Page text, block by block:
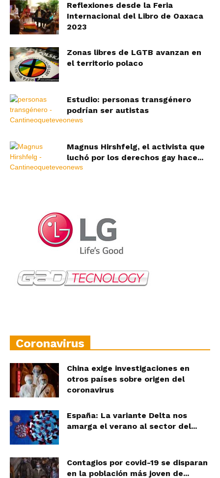
Reflexiones desde la Feria
Internacional del Libro de Oaxaca
2023
Zonas libres de LGTB avanzan en
el territorio polaco
Estudio: personas transgénero
podrían ser autistas
Magnus Hirshfelg, el activista que
luchó por los derechos gay hace...
Coronavirus
China exige investigaciones en
otros países sobre origen del
coronavirus
España: La variante Delta nos
amarga el verano al sector del...
Contagios por covid-19 se disparan
en la población más joven de...